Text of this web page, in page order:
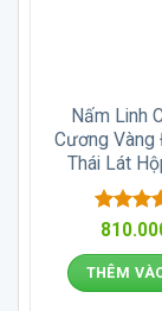
Nấm Linh
Cương Vàng
Thái Lát
Được
sao
THÊM